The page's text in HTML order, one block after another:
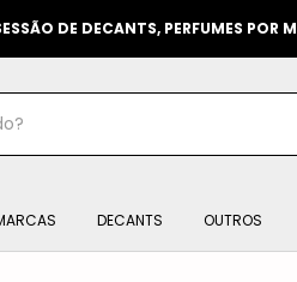
DE DECANTS, PERFUMES POR
DECANTS OUTROS